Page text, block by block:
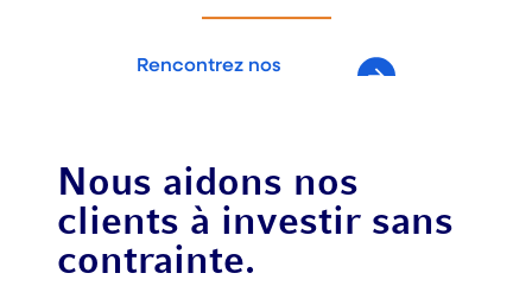
Rencontrez nos
Nous aidons nos
clients à investir sans
contrainte.